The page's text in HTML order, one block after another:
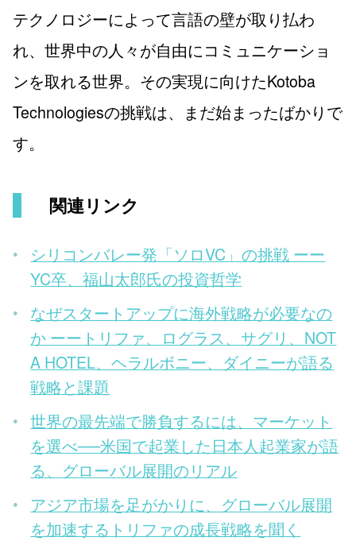
テクノロジーによって言語の壁が取り払わ
れ、世界中の人々が自由にコミュニケーショ
ンを取れる世界。その実現に向けたKotoba
Technologiesの挑戦は、まだ始まったばかりで
す。
関連リンク
シリコンバレー発「ソロVC」の挑戦 ーー
YC卒、福山太郎氏の投資哲学
なぜスタートアップに海外戦略が必要なの
か ーートリファ、ログラス、サグリ、NOT
A HOTEL、ヘラルボニー、ダイニーが語る
戦略と課題
世界の最先端で勝負するには、マーケット
を選べ──米国で起業した日本人起業家が語
る、グローバル展開のリアル
アジア市場を足がかりに、グローバル展開
を加速するトリファの成長戦略を聞く